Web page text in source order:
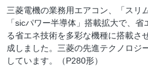
三菱電機の業務用エアコン、「スリ
「sicパワー半導体」搭載拡大で、
る省エネ技術を多彩な機種に搭載さ
成しました。三菱の先進テクノロジ
しています。（P280形）